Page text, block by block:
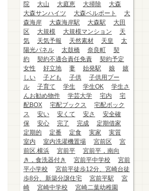
院
大山 大庭恵 大掃除
大森
大森サンハイツ
大森ベルポート
大
森海岸
大森海岸駅 大森駅
大田
区
大規模 大規模マンション
天
気
天気予報 天然素材 天皇
太
陽光パネル
太鼓橋 奈良町
契
約
契約不適合責任免責
契約予定
女性
好立地 妻 始発駅 娘
嬉
しい
子ども 子供
子供用プー
ル
子育て 学生 学生OK
学生さ
んお勧め物件
学芸大学 宅内
宅
配BOX
宅配ブックス
宅配ボック
ス
安い 安くて 安さ
安全確
保
安心 完了 完成
定期借家
定期的
定番 定食 実家
実質
室内
室内洗濯機置場 宮前区
宮
前区.横浜
宮前平
宮前平，南向
き，食洗器付き
宮前平中学校
宮前
平小学校
宮前平徒歩12分、宮崎台徒
歩8分、新築分譲住宅
宮前平駅
宮
崎
宮崎中学校
宮崎二葉幼稚園